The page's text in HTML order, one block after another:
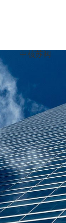
中核苏阀